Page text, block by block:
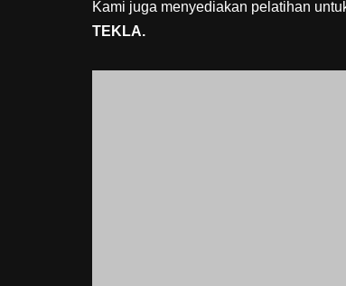
Kami juga menyediakan pelatihan
TEKLA.